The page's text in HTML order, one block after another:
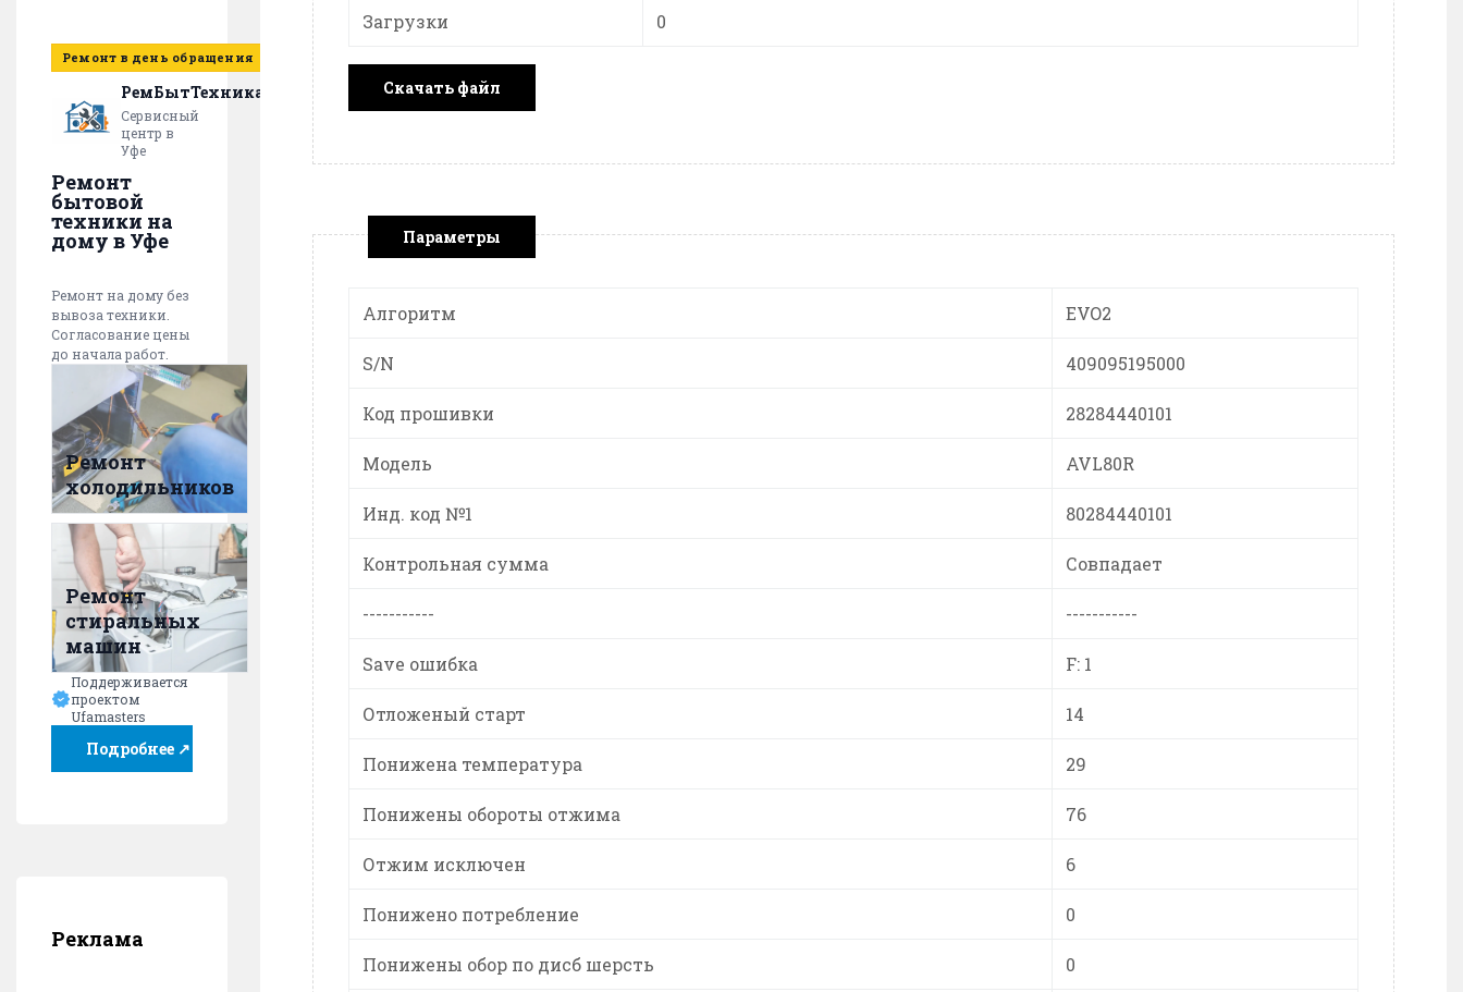
Ремонт в день обращения
РемБытТехника
Сервисный
центр в
Уфе
Ремонт
бытовой
техники на
дому в Уфе
Ремонт на дому без
вывоза техники.
Согласование цены
до начала работ.
Ремонт
холодильников
Ремонт
стиральных
машин
Поддерживается
проектом
Ufamasters
Подробнее ↗
Реклама
Загрузки 0
Скачать файл
Параметры
Алгоритм EVO2
S/N 409095195000
Код прошивки 28284440101
Модель AVL80R
Инд. код №1 80284440101
Контрольная сумма Совпадает
----------- -----------
Save ошибка F: 1
Отложеный старт 14
Понижена температура 29
Понижены обороты отжима 76
Отжим исключен 6
Понижено потребление 0
Понижены обор по дисб шерсть 0